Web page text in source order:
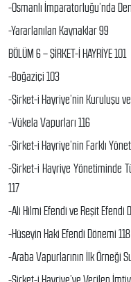
-Osmanlı İmparatorluğu’nda
-Yararlanılan Kaynaklar 99
BÖLÜM 6 – ŞİRKET-İ HAYRİYE 101
-Boğaziçi 103
-Şirket-i Hayriye’nin Kuruluşu
-Vükela Vapurları 116
-Şirket-i Hayriye’nin Farklı
-Şirket-i Hayriye Yönetiminde
117
-Ali Hilmi Efendi ve Reşit Efendi
-Hüseyin Haki Efendi Dönemi 118
-Araba Vapurlarının İlk Örneği